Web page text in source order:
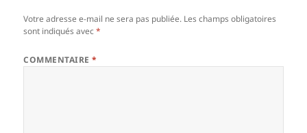
Votre adresse e-mail ne sera pas publiée. Les champs obligatoires
sont indiqués avec*
COMMENTAIRE*